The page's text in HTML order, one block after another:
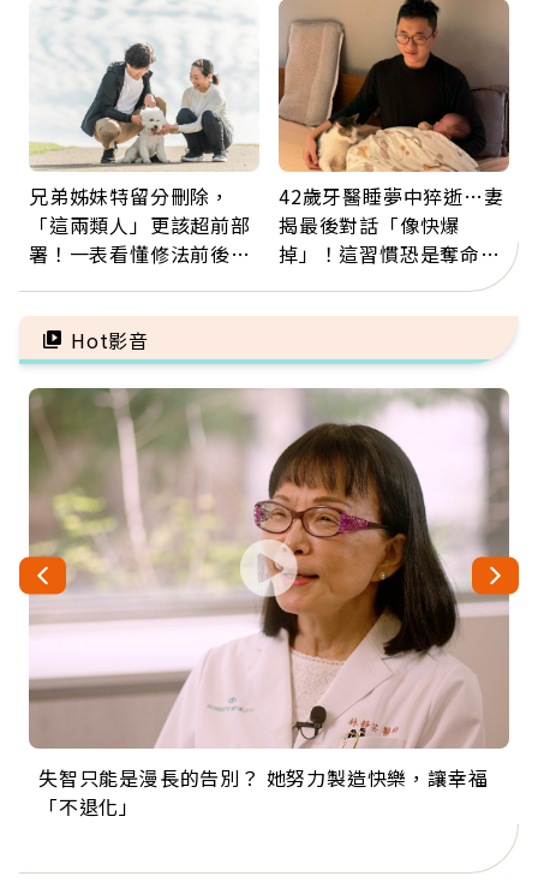
兄弟姊妹特留分刪除，
「這兩類人」更該超前部
署！一表看懂修法前後差
更多
42歲牙醫睡夢中猝逝…妻
揭最後對話「像快爆
掉」！這習慣恐是奪命原
因：沒有一份工作值得用
命交換
Hot影音
失智只能是漫長的告別？ 她努力製造快樂，讓幸福
「不退化」
來自剛果的巧克力神父 為台灣奉獻36年 「台灣是我
的家，我連作夢都講台語！」
63歲卸矽谷副總、搬回台灣找快樂！「蛋黃哥小
丑」走進安養院，逗樂上萬爺奶：退休後才開始真
104歲打破金氏世界紀錄 成為全球最年長羽球選
手，分享長壽的秘密原來是「這個」
事業巔峰他選擇追夢…黑手阿伯拉小提琴還登上小
巨蛋！連CNN都大讚！